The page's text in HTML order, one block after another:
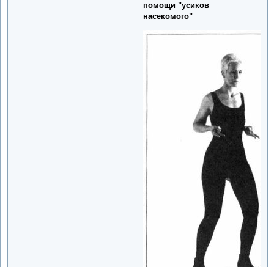
помощи "усиков
насекомого"